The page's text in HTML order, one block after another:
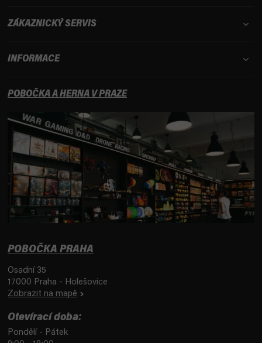
ZÁKAZNICKÝ SERVIS
INFORMACE
POBOČKA A HERNA V PRAZE
POBOČKA PRAHA
Osadní 35
17000 Praha - Holešovice
Zobrazit na mapě
Otevírací doba:
Pondělí - Pátek